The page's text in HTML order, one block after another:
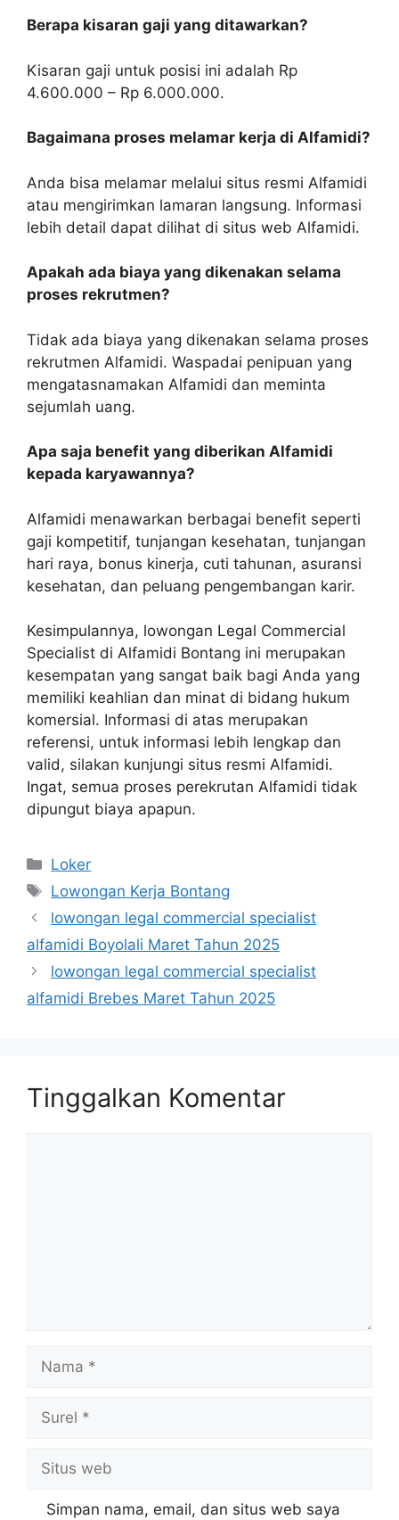
Berapa kisaran gaji yang ditawarkan?
Kisaran gaji untuk posisi ini adalah Rp
4.600.000 – Rp 6.000.000.
Bagaimana proses melamar kerja di Alfamidi?
Anda bisa melamar melalui situs resmi Alfamidi
atau mengirimkan lamaran langsung. Informasi
lebih detail dapat dilihat di situs web Alfamidi.
Apakah ada biaya yang dikenakan selama
proses rekrutmen?
Tidak ada biaya yang dikenakan selama proses
rekrutmen Alfamidi. Waspadai penipuan yang
mengatasnamakan Alfamidi dan meminta
sejumlah uang.
Apa saja benefit yang diberikan Alfamidi
kepada karyawannya?
Alfamidi menawarkan berbagai benefit seperti
gaji kompetitif, tunjangan kesehatan, tunjangan
hari raya, bonus kinerja, cuti tahunan, asuransi
kesehatan, dan peluang pengembangan karir.
Kesimpulannya, lowongan Legal Commercial
Specialist di Alfamidi Bontang ini merupakan
kesempatan yang sangat baik bagi Anda yang
memiliki keahlian dan minat di bidang hukum
komersial. Informasi di atas merupakan
referensi, untuk informasi lebih lengkap dan
valid, silakan kunjungi situs resmi Alfamidi.
Ingat, semua proses perekrutan Alfamidi tidak
dipungut biaya apapun.
Kategori
Loker
Tag
Lowongan Kerja Bontang
lowongan legal commercial specialist
alfamidi Boyolali Maret Tahun 2025
lowongan legal commercial specialist
alfamidi Brebes Maret Tahun 2025
Tinggalkan Komentar
Nama
Surel
Situs
web
Simpan nama, email, dan situs web saya